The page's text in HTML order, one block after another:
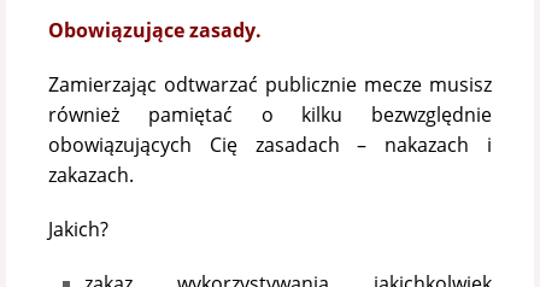
Obowiązujące zasady.
Zamierzając odtwarzać publicznie mecze musisz
również pamiętać o kilku bezwzględnie
obowiązujących Cię zasadach – nakazach i
zakazach.
Jakich?